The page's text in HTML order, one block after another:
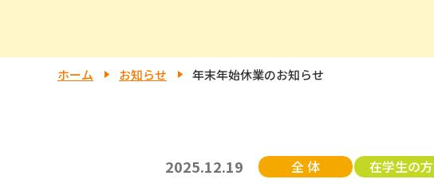
ホーム お知らせ 年末年始休業のお知らせ
2025.12.19 全 体 在学生の方